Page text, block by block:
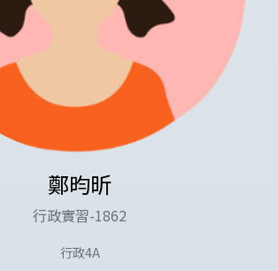
鄭昀昕
行政實習-1862
行政4A